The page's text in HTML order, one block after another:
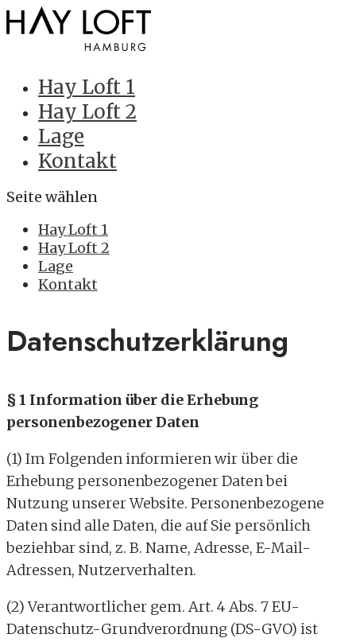
Hay Loft 1
Hay Loft 2
Lage
Kontakt
Seite wählen
Hay Loft 1
Hay Loft 2
Lage
Kontakt
Datenschutzerklärung
§ 1 Information über die Erhebung
personenbezogener Daten
(1) Im Folgenden informieren wir über die
Erhebung personenbezogener Daten bei
Nutzung unserer Website. Personenbezogene
Daten sind alle Daten, die auf Sie persönlich
beziehbar sind, z. B. Name, Adresse, E-Mail-
Adressen, Nutzerverhalten.
(2) Verantwortlicher gem. Art. 4 Abs. 7 EU-
Datenschutz-Grundverordnung (DS-GVO) ist